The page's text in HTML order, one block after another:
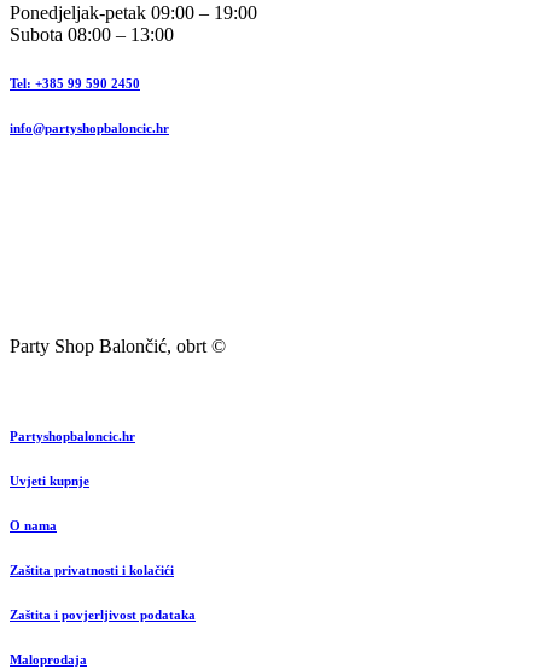
Ponedjeljak-petak 09:00 – 19:00
Subota 08:00 – 13:00
Tel: +385 99 590 2450
info@partyshopbaloncic.hr
Party Shop Balončić, obrt ©
Partyshopbaloncic.hr
Uvjeti kupnje
O nama
Zaštita privatnosti i kolačići
Zaštita i povjerljivost podataka
Maloprodaja